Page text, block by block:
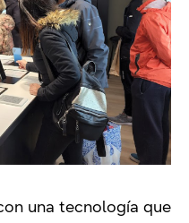
una tecnología que